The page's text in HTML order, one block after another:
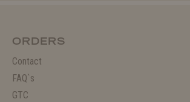
ORDERS
Contact
FAQ`s
GTC